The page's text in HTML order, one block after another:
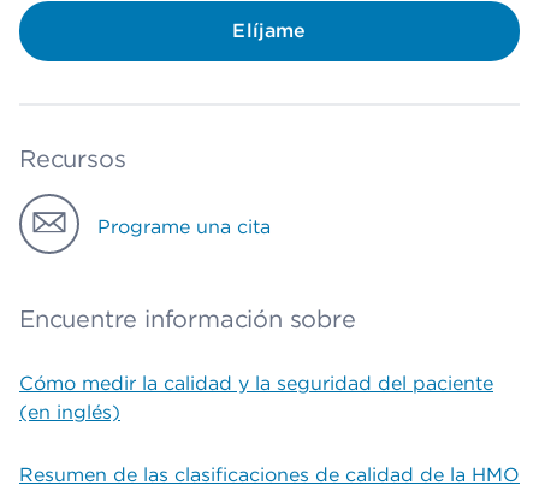
Elíjame
Recursos
Programe una cita
Encuentre información sobre
Cómo medir la calidad y la seguridad del paciente
(en inglés)
Resumen de las clasificaciones de calidad de la HMO